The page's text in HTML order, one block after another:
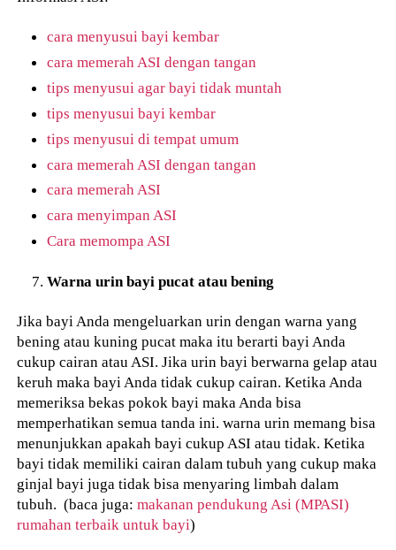
cara menyusui bayi kembar
cara memerah ASI dengan tangan
tips menyusui agar bayi tidak muntah
tips menyusui bayi kembar
tips menyusui di tempat umum
cara memerah ASI dengan tangan
cara memerah ASI
cara menyimpan ASI
Cara memompa ASI
Warna urin bayi pucat atau bening
Jika bayi Anda mengeluarkan urin dengan warna yang
bening atau kuning pucat maka itu berarti bayi Anda
cukup cairan atau ASI. Jika urin bayi berwarna gelap atau
keruh maka bayi Anda tidak cukup cairan. Ketika Anda
memeriksa bekas pokok bayi maka Anda bisa
memperhatikan semua tanda ini. warna urin memang bisa
menunjukkan apakah bayi cukup ASI atau tidak. Ketika
bayi tidak memiliki cairan dalam tubuh yang cukup maka
ginjal bayi juga tidak bisa menyaring limbah dalam
tubuh. (baca juga:makanan pendukung Asi (MPASI)
rumahan terbaik untuk bayi)